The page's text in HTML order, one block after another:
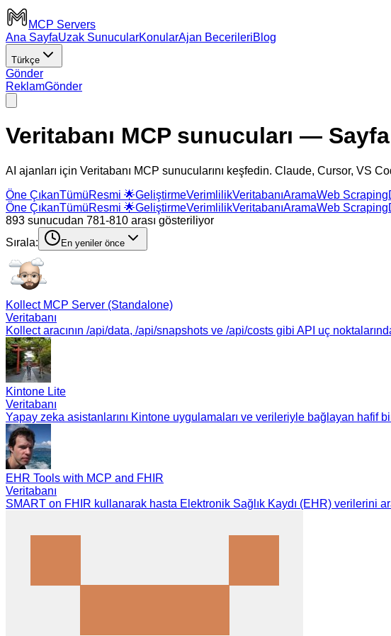
MCP Servers
Ana SayfaUzak SunucularKonularAjan BecerileriBlog
Türkçe
Gönder
ReklamGönder
Veritabanı MCP sunucuları — Sayfa
AI ajanları için Veritabanı MCP sunucularını keşfedin. Claude, Cursor, VS
Öne ÇıkanTümüResmi 🌟GeliştirmeVerimlilikVeritabanıAramaWeb Scraping
Öne ÇıkanTümüResmi 🌟GeliştirmeVerimlilikVeritabanıAramaWeb Scraping
893 sunucudan 781-810 arası gösteriliyor
Sırala:
En yeniler önce
Kollect MCP Server (Standalone)
Veritabanı
Kollect aracının /api/data, /api/snapshots ve /api/costs gibi API uç
Kintone Lite
Veritabanı
Yapay zeka asistanlarını Kintone uygulamaları ve verileriyle bağlayan hafif
EHR Tools with MCP and FHIR
Veritabanı
SMART on FHIR kullanarak hasta Elektronik Sağlık Kaydı (EHR) verilerini